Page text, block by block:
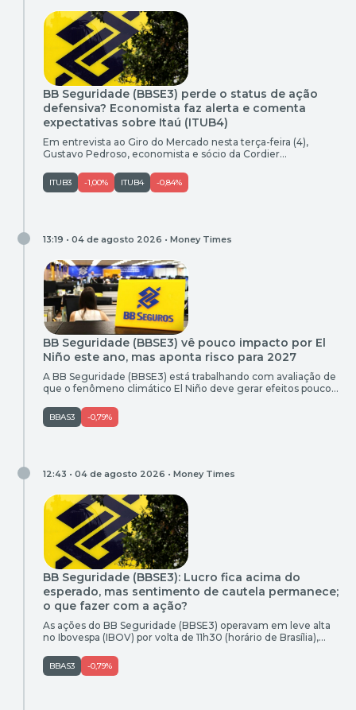
BB Seguridade (BBSE3) perde o status de ação
defensiva? Economista faz alerta e comenta
expectativas sobre Itaú (ITUB4)
Em entrevista ao Giro do Mercado nesta terça-feira (4),
Gustavo Pedroso, economista e sócio da Cordier
(BBSE3) e explicou o porquê dela ter perdido espaço entre os
“portos seguros” da bolsa. “Essa é uma empresa
ITUB3 -1,00% ITUB4 -0,84%
13:19 • 04 de agosto 2026 • Money Times
BB Seguridade (BBSE3) vê pouco impacto por El
Niño este ano, mas aponta risco para 2027
A BB Seguridade (BBSE3) está trabalhando com avaliação de
que o fenômeno climático El Niño deve gerar efeitos pouco
riscos para 2027, a depender de como as chuvas vão
impactar o setor agrícola no centro-sul do país. A unidade de
BBAS3 -0,79%
12:43 • 04 de agosto 2026 • Money Times
BB Seguridade (BBSE3): Lucro fica acima do
esperado, mas sentimento de cautela permanece;
o que fazer com a ação?
As ações do BB Seguridade (BBSE3) operavam em leve alta
no Ibovespa (IBOV) por volta de 11h30 (horário de Brasília),
divulgar lucro de R$ 2,2 bilhões referente ao segundo
trimestre de 2026, queda de 4% em relação ao mesmo
BBAS3 -0,79%